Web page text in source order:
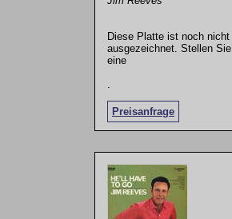
Diese Platte ist noch nicht
ausgezeichnet. Stellen Sie
eine
Preisanfrage